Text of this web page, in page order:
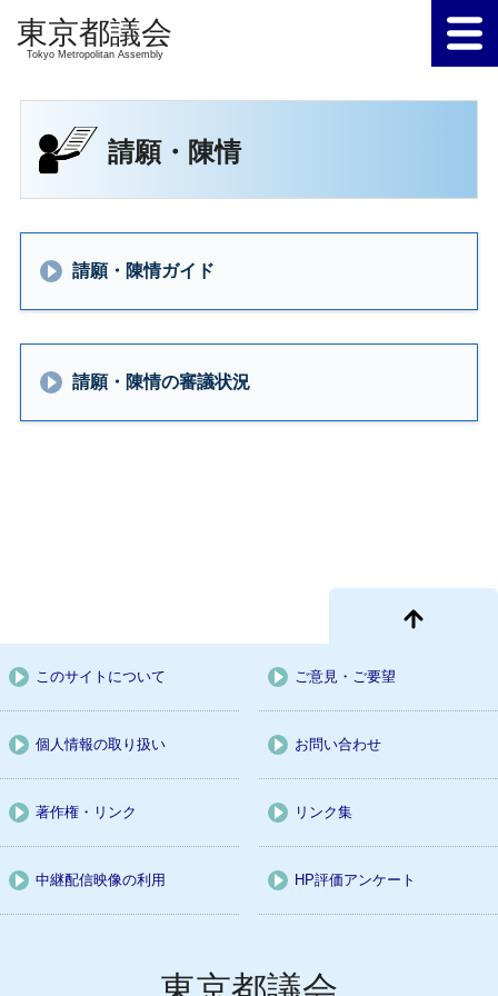
Tokyo Metropolitan Assembly
請願・陳情
請願・陳情ガイド
請願・陳情の審議状況
このサイトについて ご意見・ご要望
個人情報の取り扱い お問い合わせ
著作権・リンク リンク集
中継配信映像の利用 HP評価アンケート